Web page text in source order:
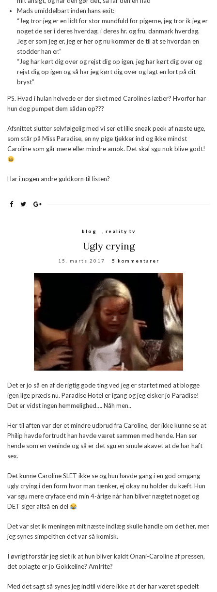
Mads umiddelbart inden hans exit:
“Jeg tror jeg er en lidt for stor mundfuld for pigerne, jeg tror ik jeg er
noget de ser i deres hverdag. i deres hr. og fru. danmark hverdag.
Jeg er som jeg er, jeg er her og nu kommer de til at se hvordan en
stodder han er.”
“Jeg har kørt dig over og rejst dig op igen, jeg har kørt dig over og
rejst dig op igen og så har jeg kørt dig over og lagt en lort på dit
bryst”
PS. Hvad i hulan helvede er der sket med Caroline’s læber? Hvorfor har
hun dog pumpet dem sådan op???
Afsnittet slutter selvfølgelig med vi ser et lille sneak peek af næste uge,
som står på Miss Paradise, en ny pige tjekker ind og ikke mindst
Caroline som går mere eller mindre amok. Det skal sgu nok blive godt!
Har i nogen andre guldkorn til listen?
blog reality tv
Ugly crying
15. marts 2017 5 kommentarer
Det er jo så en af de rigtig gode ting ved jeg er startet med at blogge
igen lige præcis nu. Paradise Hotel er igang og jeg elsker jo Paradise!
Det er vidst ingen hemmelighed…. Nåh men..
Her til aften var der et mindre udbrud fra Caroline, der ikke kunne se at
Philip havde fortrudt han havde været sammen med hende. Han ser
hende som en veninde og så er det sgu en smule akavet at de har haft
sex.
Det kunne Caroline SLET ikke se og hun havde gang i en god omgang
ugly crying i den form hvor man tænker, ej okay nu holder du kæft. Hun
var sgu mere cryface end min 4-årige når han bliver nægtet noget og
DET siger altså en del
Det var slet ik meningen mit næste indlæg skulle handle om det her, men
jeg synes simpelthen det var så komisk.
I øvrigt forstår jeg slet ik at hun bliver kaldt Onani-Caroline af pressen,
det oplagte er jo Gokkeline? AmIrite?
Med det sagt så synes jeg indtil videre ikke at der har været specielt